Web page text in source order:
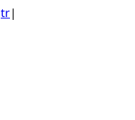
tr|